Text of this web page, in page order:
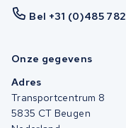
Bel +31 (0)485
Onze gegevens
Adres
Transportcentrum 8
5835 CT Beugen